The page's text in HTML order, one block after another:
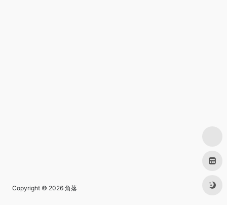
Copyright © 2026 角落